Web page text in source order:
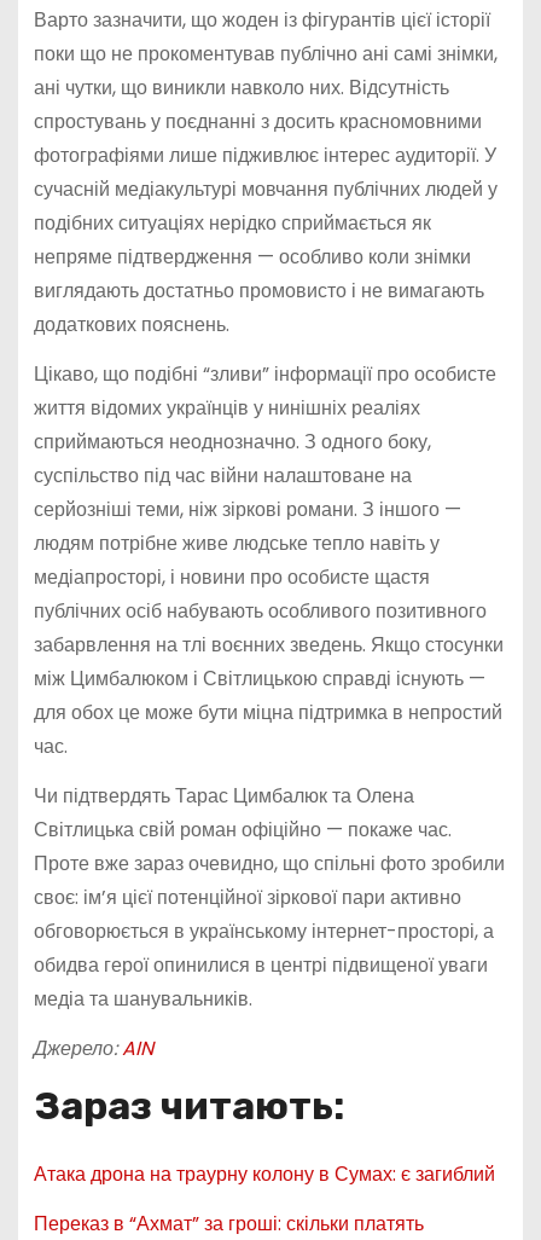
Варто зазначити, що жоден із фігурантів цієї історії
поки що не прокоментував публічно ані самі знімки,
ані чутки, що виникли навколо них. Відсутність
спростувань у поєднанні з досить красномовними
фотографіями лише підживлює інтерес аудиторії. У
сучасній медіакультурі мовчання публічних людей у
подібних ситуаціях нерідко сприймається як
непряме підтвердження — особливо коли знімки
виглядають достатньо промовисто і не вимагають
додаткових пояснень.
Цікаво, що подібні “зливи” інформації про особисте
життя відомих українців у нинішніх реаліях
сприймаються неоднозначно. З одного боку,
суспільство під час війни налаштоване на
серйозніші теми, ніж зіркові романи. З іншого —
людям потрібне живе людське тепло навіть у
медіапросторі, і новини про особисте щастя
публічних осіб набувають особливого позитивного
забарвлення на тлі воєнних зведень. Якщо стосунки
між Цимбалюком і Світлицькою справді існують —
для обох це може бути міцна підтримка в непростий
час.
Чи підтвердять Тарас Цимбалюк та Олена
Світлицька свій роман офіційно — покаже час.
Проте вже зараз очевидно, що спільні фото зробили
своє: ім’я цієї потенційної зіркової пари активно
обговорюється в українському інтернет-просторі, а
обидва герої опинилися в центрі підвищеної уваги
медіа та шанувальників.
Джерело:AIN
Зараз читають:
Атака дрона на траурну колону в Сумах: є загиблий
Переказ в “Ахмат” за гроші: скільки платять